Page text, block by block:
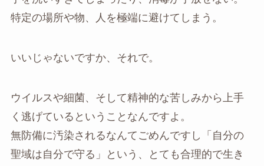
特定の場所や物、人を極端に避けてしまう。
いいじゃないですか、それで。
ウイルスや細菌、そして精神的な苦しみから上手
く逃げているということなんですよ。
無防備に汚染されるなんてごめんですし「自分の
聖域は自分で守る」という、とても合理的で生き